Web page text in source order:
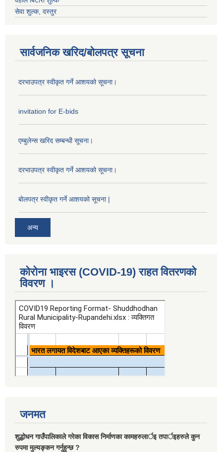
सेवा शुल्क, दस्तुर
सार्वजनिक खरिद/बोलपत्र सूचना
दरभाउपत्र स्वीकृत गर्ने आशयको सूचना।
invitation for E-bids
एम्बुलेन्स खरिद सम्बन्धी सूचना।
दरभाउपत्र स्वीकृत गर्ने आशयको सूचना।
बोलपत्र स्वीकृत गर्ने आशयको सूचना |
अन्य
कोरोना भाइरस (COVID-19) राहत वितरणको
विवरण ।
जनमत
शुद्धोधन गाउँपालिकाले गरेका विकास निर्माणका कामहरुलार्इ तपार्इहरुले कुन
रुपमा मुल्यङ्कन गर्नुहुन्छ ?